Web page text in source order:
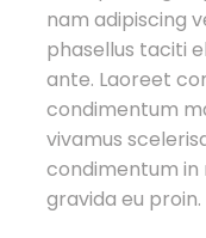
nam adipiscing
phasellus taciti
ante. Laoreet
condimentum
vivamus
condimentum in
gravida eu proin.